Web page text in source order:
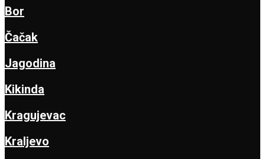
Bor
Čačak
Jagodina
Kikinda
Kragujevac
Kraljevo